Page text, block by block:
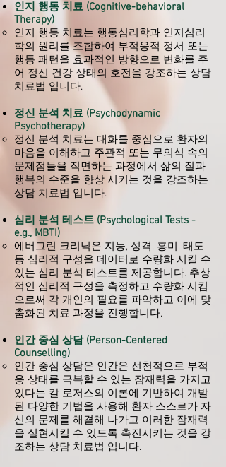
인지 행동 치료 (Cognitive-behavioral
Therapy)
인지 행동 치료는 행동심리학과 인지심리
학의 원리를 조합하여 부적응적 정서 또는
행동 패턴을 효과적인 방향으로 변화를 주
어 정신 건강 상태의 호전을 강조하는 상담
치료법 입니다.
정신 분석 치료 (Psychodynamic
Psychotherapy)
정신 분석 치료는 대화를 중심으로 환자의
마음을 이해하고 주관적 또는 무의식 속의
문제점들을 직면하는 과정에서 삶의 질과
행복의 수준을 향상 시키는 것을 강조하는
상담 치료법 입니다.
심리 분석 테스트 (Psychological Tests -
e.g., MBTI)
에버그린 크리닉은 지능, 성격, 흥미, 태도
등 심리적 구성을 데이터로 수량화 시킬 수
있는 심리 분석 테스트를 제공합니다. 추상
적인 심리적 구성을 측정하고 수량화 시킴
으로써 각 개인의 필요를 파악하고 이에 맞
춤화된 치료 과정을 진행합니다.
인간 중심 상담 (Person-Centered
Counselling)
인간 중심 상담은 인간은 선천적으로 부적
응 상태를 극복할 수 있는 잠재력을 가지고
있다는 칼 로저스의 이론에 기반하여 개발
된 다양한 기법을 사용해 환자 스스로가 자
신의 문제를 해결해 나가고 이러한 잠재력
을 실현시킬 수 있도록 촉진시키는 것을 강
조하는 상담 치료법 입니다.